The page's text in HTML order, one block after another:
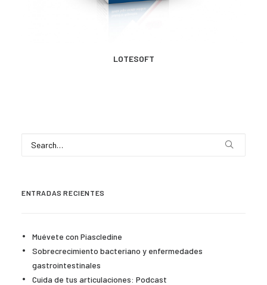
MÁS INFORMACIÓN
LOTESOFT
ENTRADAS RECIENTES
Muévete con Piascledine
Sobrecrecimiento bacteriano y enfermedades
gastrointestinales
Cuida de tus articulaciones: Podcast